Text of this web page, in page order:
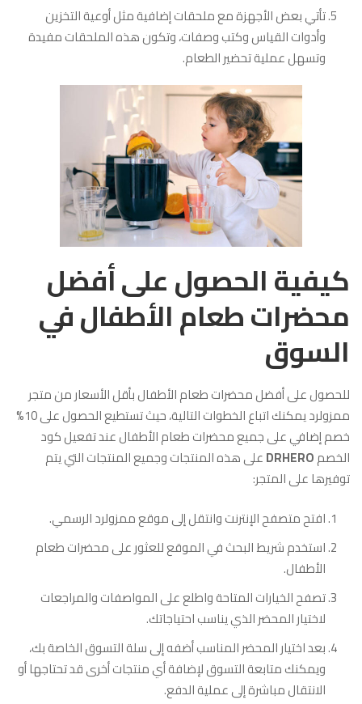
تأتي بعض الأجهزة مع ملحقات إضافية مثل أوعية التخزين
وأدوات القياس وكتب وصفات، وتكون هذه الملحقات مفيدة
وتسهل عملية تحضير الطعام.
كيفية الحصول على أفضل
محضرات طعام الأطفال في
السوق
للحصول على أفضل محضرات طعام الأطفال بأقل الأسعار من متجر
ممزولرد يمكنك اتباع الخطوات التالية، حيث تستطيع الحصول على 10%
خصم إضافي على جميع محضرات طعام الأطفال عند تفعيل كود
الخصمDRHEROعلى هذه المنتجات وجميع المنتجات التي يتم
توفيرها على المتجر:
افتح متصفح الإنترنت وانتقل إلىموقع ممزولردالرسمي.
استخدم شريط البحث في الموقع للعثور على محضرات طعام
الأطفال.
تصفح الخيارات المتاحة واطلع على المواصفات والمراجعات
لاختيار المحضر الذي يناسب احتياجاتك.
بعد اختيار المحضر المناسب أضفه إلى سلة التسوق الخاصة بك،
ويمكنك متابعة التسوق لإضافة أي منتجات أخرى قد تحتاجها أو
الانتقال مباشرة إلى عملية الدفع.